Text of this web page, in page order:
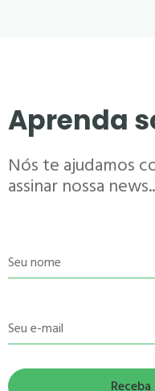
Aprenda
Nós te ajudamos
assinar nossa
Seu nome
Seu e-mail